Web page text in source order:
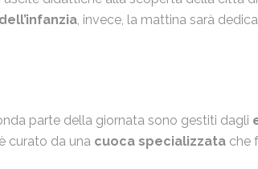
, invece, la mattina sarà
parte della giornata sono gestiti dagli
curato da una cuoca specializzata che